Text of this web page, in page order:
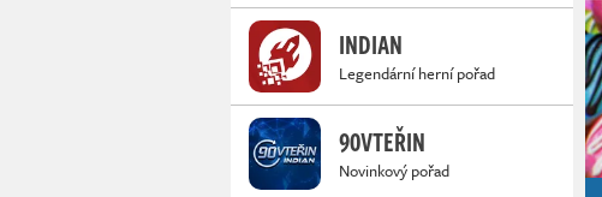
INDIAN
Legendární herní pořad
90VTEŘIN
Novinkový pořad